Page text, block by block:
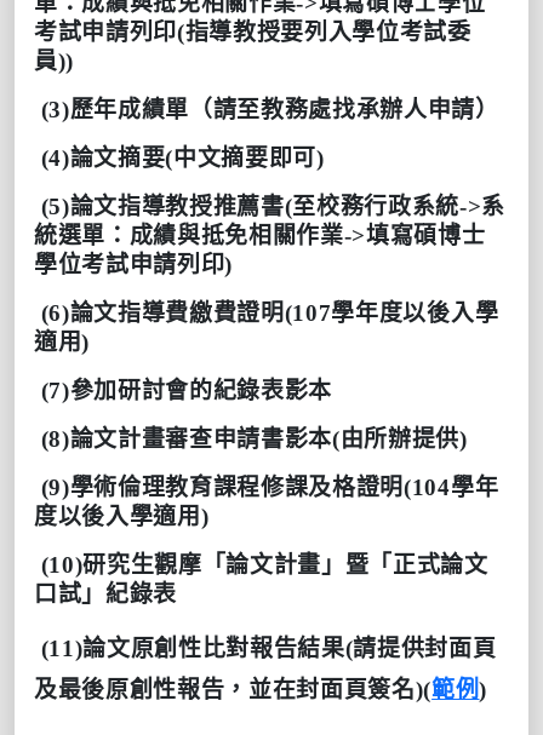
考試申請列印(指導教授要列入學位考試委
員))
(3)歷年成績單（請至教務處找承辦人申請）
(4)論文摘要(中文摘要即可)
(5)論文指導教授推薦書(至校務行政系統->系
統選單：成績與抵免相關作業->填寫碩博士
學位考試申請列印)
(6)論文指導費繳費證明(107學年度以後入學
適用)
(7)參加研討會的紀錄表影本
(8)論文計畫審查申請書影本(由所辦提供)
(9)學術倫理教育課程修課及格證明(104學年
度以後入學適用)
(10)研究生觀摩「論文計畫」 暨「正式論文
口試」紀錄表
(11)論文原創性比對報告結果(請提供封面頁
及最後原創性報告，並在封面頁簽名)(範例)